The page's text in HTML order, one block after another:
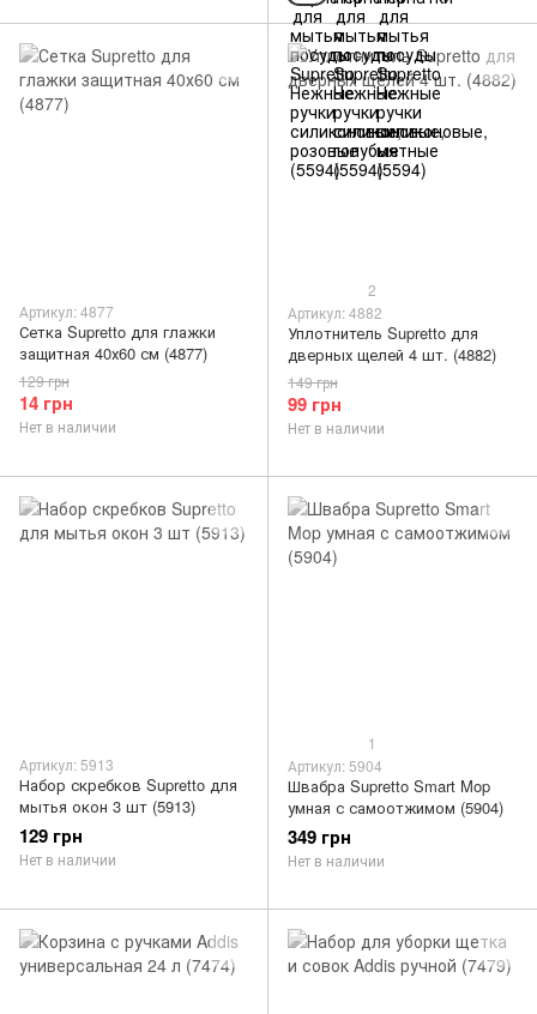
Артикул: 4877
Сетка Supretto для глажки
защитная 40х60 см (4877)
14 грн
129 грн
Нет в наличии
2
Артикул: 4882
Уплотнитель Supretto для
дверных щелей 4 шт. (4882)
99 грн
149 грн
Нет в наличии
Артикул: 5913
Набор скребков Supretto для
мытья окон 3 шт (5913)
129 грн
Нет в наличии
1
Артикул: 5904
Швабра Supretto Smart Mop
умная с самоотжимом (5904)
349 грн
Нет в наличии